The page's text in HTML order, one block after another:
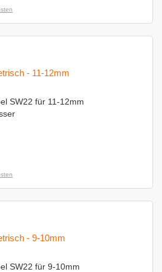
- 11-12mm
SW22 für 11-12mm
- 9-10mm
SW22 für 9-10mm